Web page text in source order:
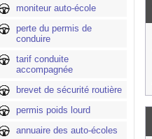
moniteur auto-école
perte du permis de
conduire
tarif conduite
accompagnée
brevet de sécurité routière
permis poids lourd
annuaire des auto-écoles